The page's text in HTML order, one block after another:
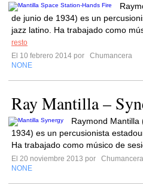
de junio de 1934) es un
jazz latino. Ha trabajado como
resto
El 10 febrero 2014 por
Chumancera
NONE
Ray Mantilla –
Raymond Mantilla
1934) es un percusionista
Ha trabajado como músico de
El 20 noviembre 2013 por
Chumancera
NONE